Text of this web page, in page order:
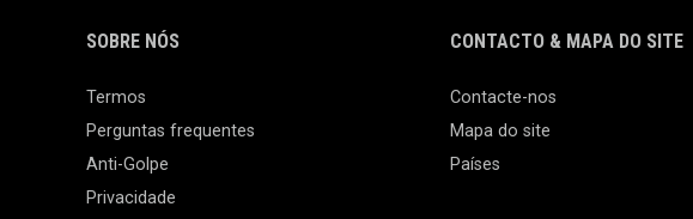
SOBRE NÓS
Termos
Perguntas frequentes
Anti-Golpe
Privacidade
CONTACTO & MAPA DO SITE
Contacte-nos
Mapa do site
Países